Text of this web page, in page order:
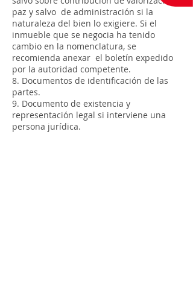
paz y salvo de administración si la
naturaleza del bien lo exigiere. Si el
inmueble que se negocia ha tenido
cambio en la nomenclatura, se
recomienda anexar el boletín expedido
por la autoridad competente.
8. Documentos de identificación de las
partes.
9. Documento de existencia y
representación legal si interviene una
persona jurídica.